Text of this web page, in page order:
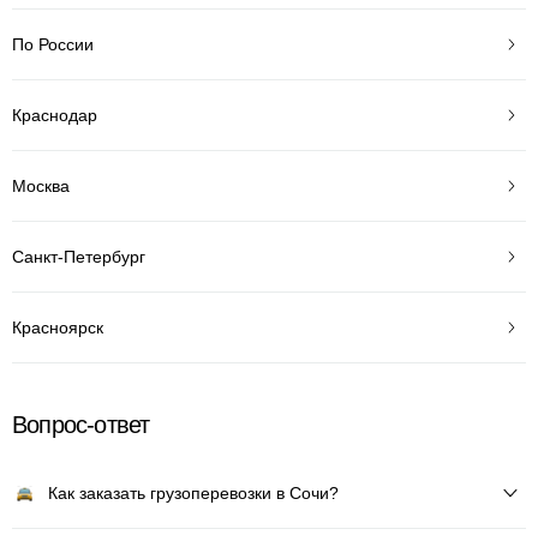
По России
Краснодар
Москва
Санкт-Петербург
Красноярск
Вопрос-ответ
Как заказать грузоперевозки в Сочи?